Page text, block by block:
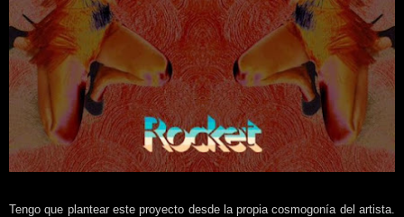
Tengo que plantear este proyecto desde la propia cosmogonía del artista.